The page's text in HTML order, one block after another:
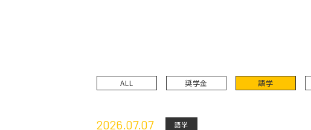
ALL 奨学金 語学
2026.07.07 語学